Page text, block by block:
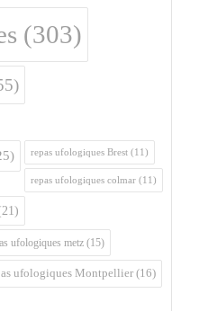
(303)
repas ufologiques Brest (11)
repas ufologiques colmar (11)
ufologiques metz (15)
ufologiques Montpellier (16)